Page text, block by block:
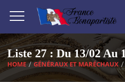
Liste 27 : Du 13/02 Au
HOME GÉNÉRAUX ET MARÉCHAUX